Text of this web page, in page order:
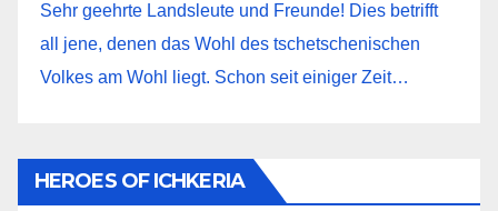
Sehr geehrte Landsleute und Freunde! Dies betrifft
all jene, denen das Wohl des tschetschenischen
Volkes am Wohl liegt. Schon seit einiger Zeit…
HEROES OF ICHKERIA